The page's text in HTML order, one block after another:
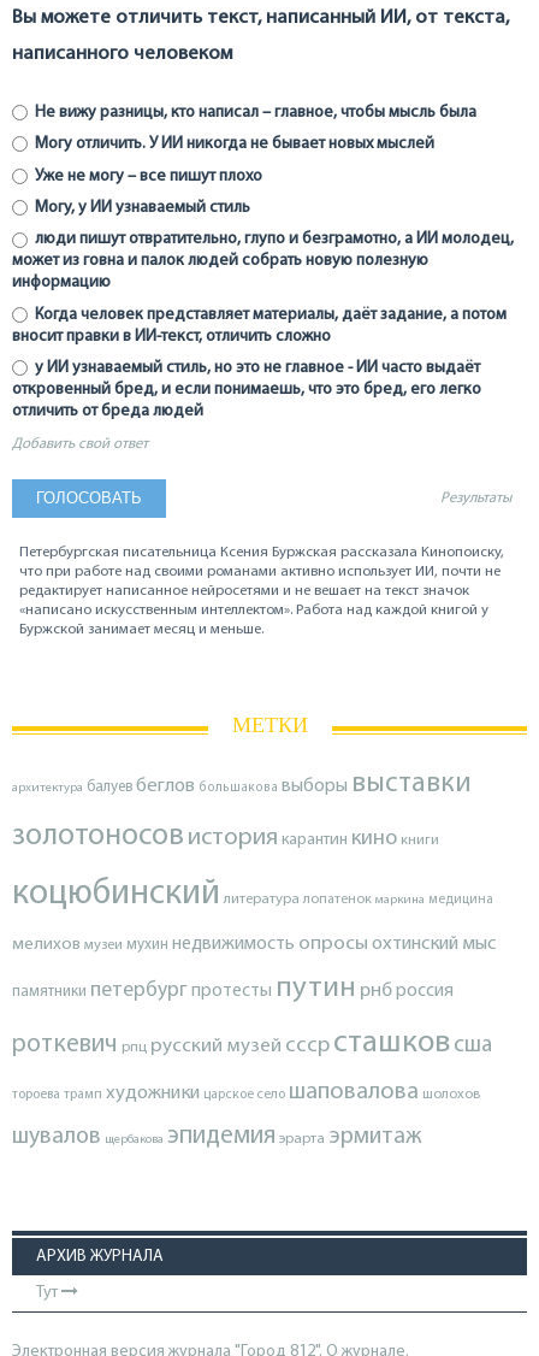
Вы можете отличить текст, написанный ИИ, от текста,
написанного человеком
Не вижу разницы, кто написал – главное, чтобы мысль была
Могу отличить. У ИИ никогда не бывает новых мыслей
Уже не могу – все пишут плохо
Могу, у ИИ узнаваемый стиль
люди пишут отвратительно, глупо и безграмотно, а ИИ молодец,
может из говна и палок людей собрать новую полезную
информацию
Когда человек представляет материалы, даёт задание, а потом
вносит правки в ИИ-текст, отличить сложно
у ИИ узнаваемый стиль, но это не главное - ИИ часто выдаёт
откровенный бред, и если понимаешь, что это бред, его легко
отличить от бреда людей
Добавить свой ответ
Результаты
Петербургская писательница Ксения Буржская рассказала Кинопоиску,
что при работе над своими романами активно использует ИИ, почти не
редактирует написанное нейросетями и не вешает на текст значок
«написано искусственным интеллектом». Работа над каждой книгой у
Буржской занимает месяц и меньше.
МЕТКИ
архитектура балуев беглов большакова выборы выставки
золотоносов история карантин кино книги
коцюбинский литература лопатенок маркина медицина
мелихов музеи мухин недвижимость опросы охтинский мыс
памятники петербургпротесты путин рнброссия
роткевич рпц русский музей ссср сташков сша
тороева трамп художники царское село шаповалова шолохов
шувалов щербакова эпидемия эрарта эрмитаж
АРХИВ ЖУРНАЛА
Тут
Электронная версия журнала "Город 812". О журнале.